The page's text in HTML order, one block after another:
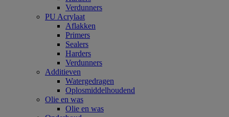
Verdunners
PU Acrylaat
Aflakken
Primers
Sealers
Harders
Verdunners
Additieven
Watergedragen
Oplosmiddelhoudend
Olie en was
Olie en was